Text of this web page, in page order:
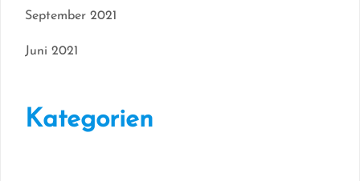
September 2021
Juni 2021
Kategorien